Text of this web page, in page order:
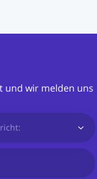
und wir melden uns